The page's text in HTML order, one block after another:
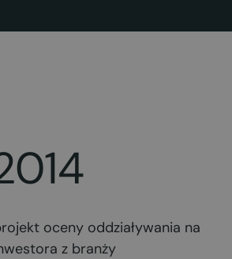
oceny oddziaływania na
z branży